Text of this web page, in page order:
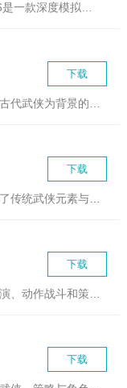
江湖人生模拟器最新版2026是一款深度模拟古代江湖生活的角色...
下载
下载
下载
下载